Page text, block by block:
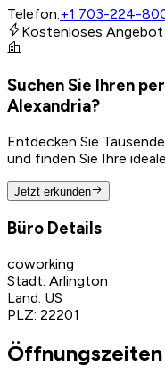
Telefon:+1 703-224-
Kostenloses Angebot
Suchen Sie Ihren
Alexandria?
Entdecken Sie
und finden Sie Ihre
Jetzt erkunden
Büro Details
coworking
Stadt: Arlington
Land: US
PLZ: 22201
Öffnungszeiten